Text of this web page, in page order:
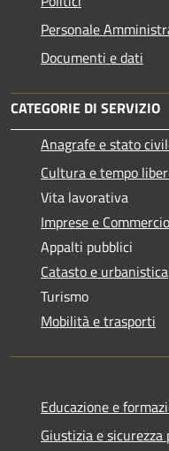
Personale
Documenti e dati
CATEGORIE DI SERVIZIO
Anagrafe e stato
Cultura e tempo
Vita lavorativa
Imprese e Commercio
Appalti pubblici
Catasto e urbanistica
Turismo
Mobilità e trasporti
Educazione e
Giustizia e sicurezza